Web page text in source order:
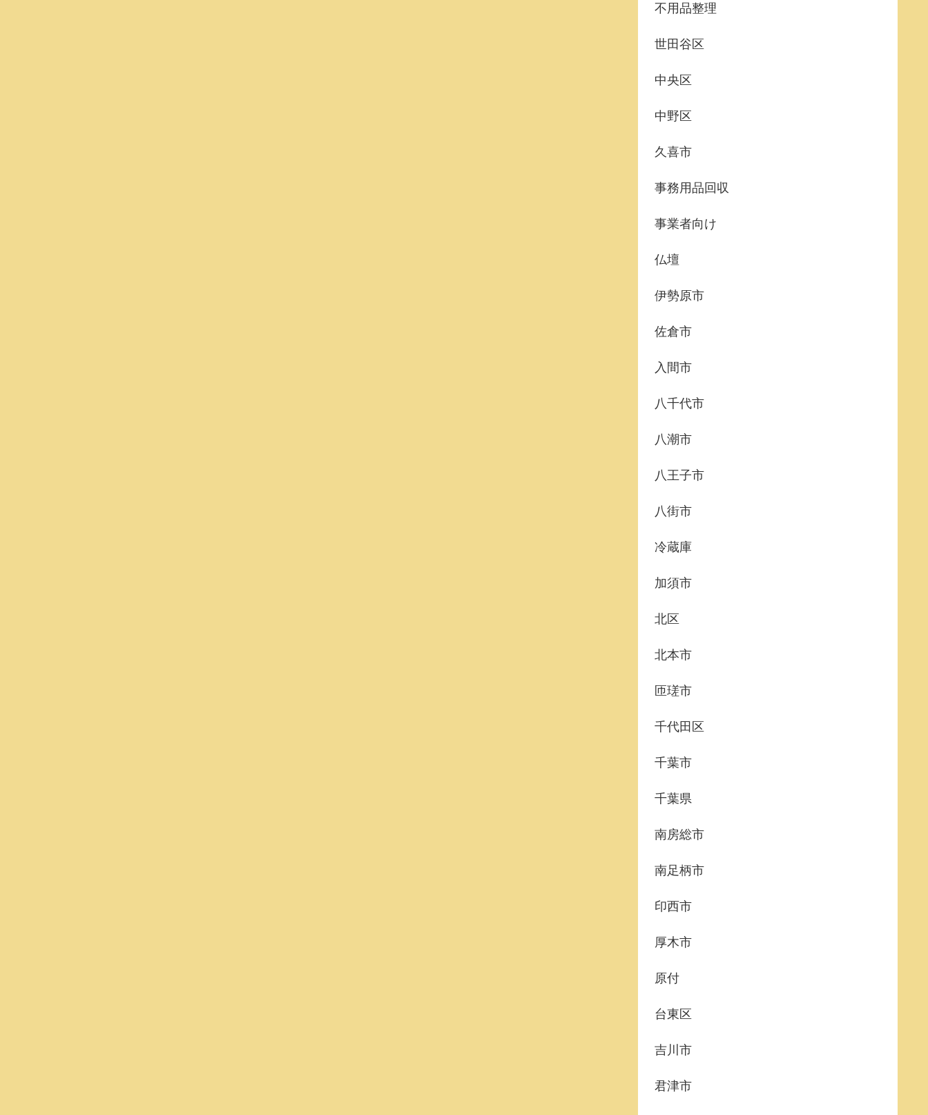
不用品整理
世田谷区
中央区
中野区
久喜市
事務用品回収
事業者向け
仏壇
伊勢原市
佐倉市
入間市
八千代市
八潮市
八王子市
八街市
冷蔵庫
加須市
北区
北本市
匝瑳市
千代田区
千葉市
千葉県
南房総市
南足柄市
印西市
厚木市
原付
台東区
吉川市
君津市